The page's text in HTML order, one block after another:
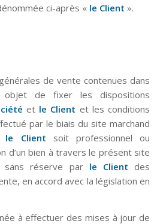
ci-après « le Client ».
de vente contenues dans
de fixer les dispositions
et le Client et les conditions
par le biais du site marchand
le Client soit professionnel ou
d’un bien à travers le présent site
sans réserve par le Client des
en accord avec la législation en
à effectuer des mises à jour de